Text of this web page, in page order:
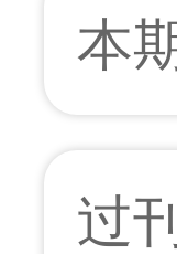
本
过